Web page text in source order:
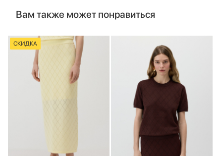
Вам также может понравиться
СКИДКА